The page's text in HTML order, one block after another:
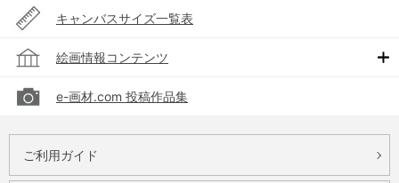
キャンバスサイズ一覧表
絵画情報コンテンツ
e-画材.com 投稿作品集
ご利用ガイド